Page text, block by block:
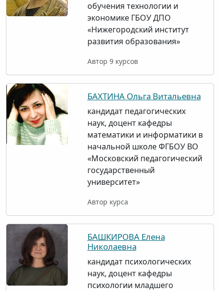
обучения технологии и
экономике ГБОУ ДПО
«Нижегородский институт
развития образования»
Автор 9 курсов
БАХТИНА Ольга Витальевна
кандидат педагогических
наук, доцент кафедры
математики и информатики в
начальной школе ФГБОУ ВО
«Московский педагогический
государственный
университет»
Автор курса
БАШКИРОВА Елена
Николаевна
кандидат психологических
наук, доцент кафедры
психологии младшего